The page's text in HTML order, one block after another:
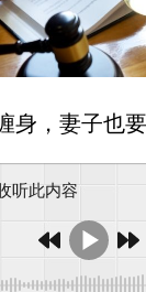
身，妻子也
听此内容